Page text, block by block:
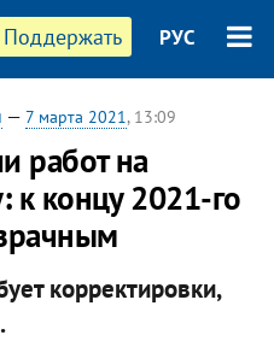
Поддержать РУС
— 7 марта 2021, 13:09
работ на
к концу 2021-го
корректировки,